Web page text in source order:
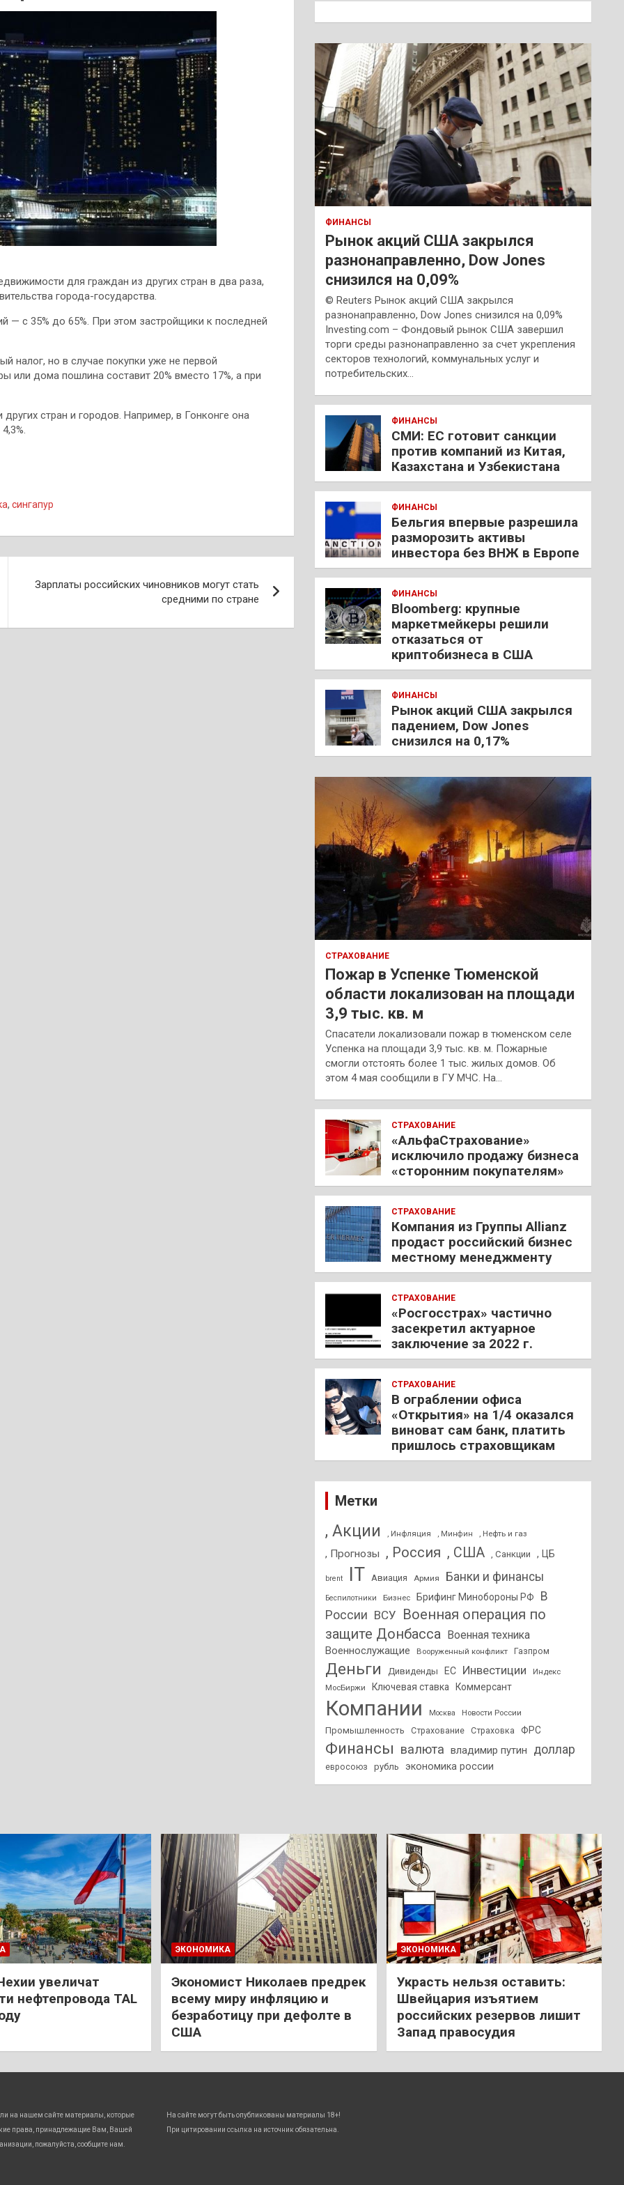
для граждан из других стран в два раза,
города-государства.
— с 35% до 65%. При этом застройщики к последней
налог, но в случае покупки уже не первой
или дома пошлина составит 20% вместо 17%, а при
стран и городов. Например, в Гонконге она
, сингапур
Зарплаты российских чиновников могут стать
средними по стране
к
ФИНАНСЫ
Рынок акций США закрылся
разнонаправленно, Dow Jones
снизился на 0,09%
© Reuters Рынок акций США закрылся
разнонаправленно, Dow Jones снизился на 0,09%
Investing.com – Фондовый рынок США завершил
торги среды разнонаправленно за счет укрепления
секторов технологий, коммунальных услуг и
потребительских…
ФИНАНСЫ
СМИ: ЕС готовит санкции
против компаний из Китая,
Казахстана и Узбекистана
ФИНАНСЫ
Бельгия впервые разрешила
разморозить активы
инвестора без ВНЖ в Европе
ФИНАНСЫ
Bloomberg: крупные
маркетмейкеры решили
отказаться от
криптобизнеса в США
ФИНАНСЫ
Рынок акций США закрылся
падением, Dow Jones
снизился на 0,17%
СТРАХОВАНИЕ
Пожар в Успенке Тюменской
области локализован на площади
3,9 тыс. кв. м
Спасатели локализовали пожар в тюменском селе
Успенка на площади 3,9 тыс. кв. м. Пожарные
смогли отстоять более 1 тыс. жилых домов. Об
этом 4 мая сообщили в ГУ МЧС. На…
СТРАХОВАНИЕ
«АльфаСтрахование»
исключило продажу бизнеса
«сторонним покупателям»
СТРАХОВАНИЕ
Компания из Группы Allianz
продаст российский бизнес
местному менеджменту
СТРАХОВАНИЕ
«Росгосстрах» частично
засекретил актуарное
заключение за 2022 г.
СТРАХОВАНИЕ
В ограблении офиса
«Открытия» на 1/4 оказался
виноват сам банк, платить
пришлось страховщикам
Метки
, Акции , Инфляция , Минфин , Нефть и газ
, Прогнозы , Россия , США , Санкции , ЦБ
brent IT Авиация Армия Банки и финансы
Беспилотники Бизнес Брифинг Минобороны РФ
В
России ВСУ Военная операция по
защите Донбасса Военная техника
Военнослужащие Вооруженный конфликт Газпром
Деньги Дивиденды ЕС Инвестиции
Индекс
МосБиржи
Ключевая ставка Коммерсант
Компании Москва Новости России
Промышленность Страхование Страховка ФРС
Финансы валюта владимир путин доллар
евросоюз рубль экономика россии
увеличат
нефтепровода TAL
ЭКОНОМИКА
Экономист Николаев предрек
всему миру инфляцию и
безработицу при дефолте в
США
ЭКОНОМИКА
Украсть нельзя оставить:
Швейцария изъятием
российских резервов лишит
Запад правосудия
на нашем сайте материалы, которые
права, принадлежащие Вам, Вашей
пожалуйста, сообщите нам.
На сайте могут быть опубликованы материалы 18+!
При цитировании ссылка на источник обязательна.